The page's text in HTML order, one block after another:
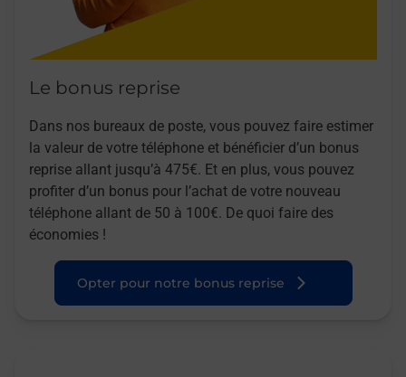
Le bonus reprise
Dans nos bureaux de poste, vous pouvez faire estimer
la valeur de votre téléphone et bénéficier d’un bonus
reprise allant jusqu’à 475€. Et en plus, vous pouvez
profiter d’un bonus pour l’achat de votre nouveau
téléphone allant de 50 à 100€. De quoi faire des
économies !
Opter pour notre bonus reprise